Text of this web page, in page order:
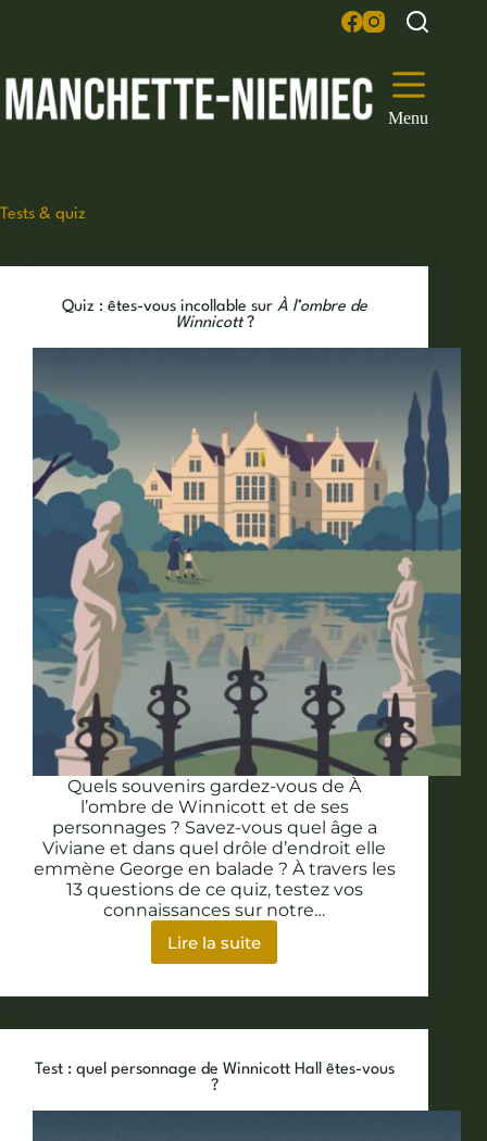
Menu
Tests & quiz
Quiz : êtes-vous incollable sur À l’ombre de
Winnicott?
Quels souvenirs gardez-vous de À
l’ombre de Winnicott et de ses
personnages ? Savez-vous quel âge a
Viviane et dans quel drôle d’endroit elle
emmène George en balade ? À travers les
13 questions de ce quiz, testez vos
connaissances sur notre…
Lire la suite
Quiz
êtes-
incollable
À
l’ombre
de
Test : quel personnage de Winnicott Hall êtes-vous
?